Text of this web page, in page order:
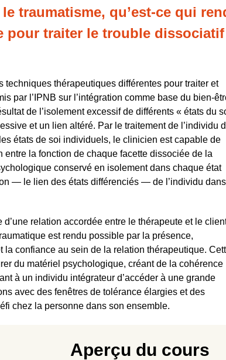
d’une relation accordée entre le thérapeute et le
est rendu possible par la présence,
la confiance au sein de la relation thérapeutique.
du matériel psychologique, créant de la cohérence
à un individu intégrateur d’accéder à une grande
avec des fenêtres de tolérance élargies et des
chez la personne dans son ensemble.
techniques thérapeutiques différentes pour traiter et
par l’IPNB sur l’intégration comme base du bien-
de l’isolement excessif de différents « états du
et un lien altéré. Par le traitement de l’individu
états de soi individuels, le clinicien est capable de
entre la fonction de chaque facette dissociée de la
conservé en isolement dans chaque état
— le lien des états différenciés — de l’individu dans
traumatisme, qu’est-ce qui
pour traiter le trouble dissociatif
Aperçu du cours